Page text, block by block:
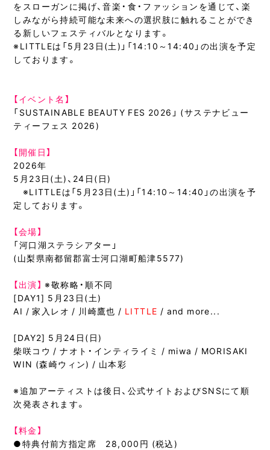
をスローガンに掲げ、音楽・食・ファッションを通じて、楽
しみながら持続可能な未来への選択肢に触れることができ
る新しいフェスティバルとなります。
※LITTLEは「5月23日(土)」「14:10～14:40」の出演を予定
しております。
【イベント名】
「SUSTAINABLE BEAUTY FES 2026」 (サステナビュー
ティーフェス 2026)
【開催日】
2026年
5月23日(土)、24日(日)
※LITTLEは「5月23日(土)」「14:10～14:40」の出演を予
定しております。
【会場】
「河口湖ステラシアター」
(山梨県南都留郡富士河口湖町船津5577)
【出演】 ※敬称略・順不同
[DAY1] 5月23日(土)
AI / 家入レオ / 川崎鷹也 / LITTLE / and more...
[DAY2] 5月24日(日)
柴咲コウ / ナオト・インティライミ / miwa / MORISAKI
WIN (森崎ウィン) / 山本彩
※追加アーティストは後日、公式サイトおよびSNSにて順
次発表されます。
【料金】
●特典付前方指定席 28,000円 (税込)